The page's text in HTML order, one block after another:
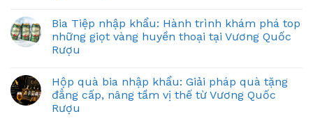
Bia Tiệp nhập khẩu: Hành trình khám phá top
những giọt vàng huyền thoại tại Vương Quốc
Rượu
Hộp quà bia nhập khẩu: Giải pháp quà tặng
đẳng cấp, nâng tầm vị thế từ Vương Quốc
Rượu